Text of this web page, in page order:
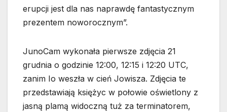
erupcji jest dla nas naprawdę fantastycznym
prezentem noworocznym”.
JunoCam wykonała pierwsze zdjęcia 21
grudnia o godzinie 12:00, 12:15 i 12:20 UTC,
zanim Io weszła w cień Jowisza. Zdjęcia te
przedstawiają księżyc w połowie oświetlony z
jasną plamą widoczną tuż za terminatorem,